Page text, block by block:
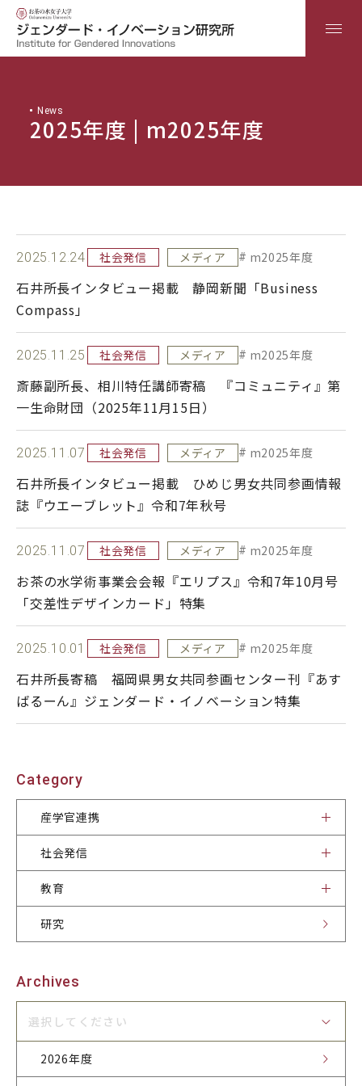
研究
教育
社会発信
刊行物 お知らせ
サイトポリシー お問合せ・アクセス
関連サイト
News
2025年度 | m2025年度
2025.12.24 社会発信 メディア m2025年度
石井所長インタビュー掲載 静岡新聞「Business
Compass」
2025.11.25 社会発信 メディア m2025年度
斎藤副所長、相川特任講師寄稿 『コミュニティ』第
一生命財団（2025年11月15日）
2025.11.07 社会発信 メディア m2025年度
石井所長インタビュー掲載 ひめじ男女共同参画情報
誌『ウエーブレット』令和7年秋号
2025.11.07 社会発信 メディア m2025年度
お茶の水学術事業会会報『エリプス』令和7年10月号
「交差性デザインカード」特集
2025.10.01 社会発信 メディア m2025年度
石井所長寄稿 福岡県男女共同参画センター刊『あす
ばるーん』ジェンダード・イノベーション特集
Category
産学官連携
社会発信
教育
研究
Archives
選択してください
2026年度